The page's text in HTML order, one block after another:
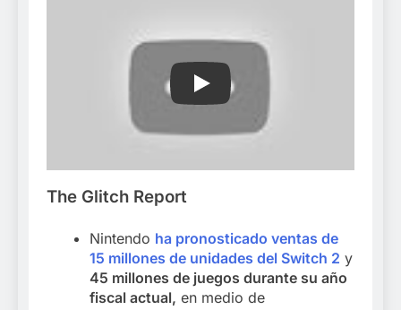
Play
The Glitch Report
Nintendo ha pronosticado ventas de
15 millones de unidades del Switch 2 y
45 millones de juegos durante su año
fiscal actual, en medio de